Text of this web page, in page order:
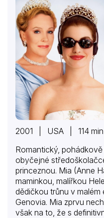
2001 | USA | 114 min
Romantický,
obyčejné
princeznou. Mia (Anne
maminkou, malířkou
dědičkou trůnu v
Genovia. Mia zprvu
však na to, že s